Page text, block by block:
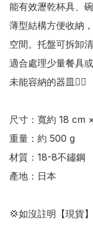
能有效瀝乾杯具、
薄型結構方便收納
空間。托盤可拆卸
適合處理少量餐具
未能容納的器皿👍🏻
尺寸：寬約 18 cm
重量：約 500 g
材質：18-8不鏽鋼
產地：日本
💢如沒註明【現貨